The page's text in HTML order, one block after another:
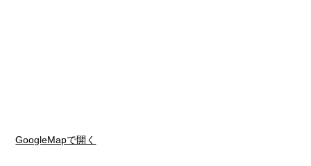
GoogleMapで開く